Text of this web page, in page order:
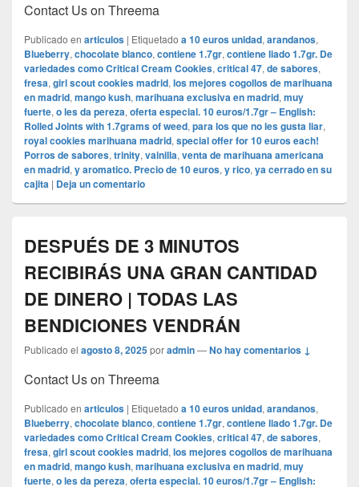
Contact Us on Threema
Publicado en articulos | Etiquetado a 10 euros unidad, arandanos,
Blueberry, chocolate blanco, contiene 1.7gr, contiene liado 1.7gr. De
variedades como Critical Cream Cookies, critical 47, de sabores,
fresa, girl scout cookies madrid, los mejores cogollos de marihuana
en madrid, mango kush, marihuana exclusiva en madrid, muy
fuerte, o les da pereza, oferta especial. 10 euros/1.7gr – English:
Rolled Joints with 1.7grams of weed, para los que no les gusta liar,
royal cookies marihuana madrid, special offer for 10 euros each!
Porros de sabores, trinity, vainilla, venta de marihuana americana
en madrid, y aromatico. Precio de 10 euros, y rico, ya cerrado en su
cajita | Deja un comentario
DESPUÉS DE 3 MINUTOS
RECIBIRÁS UNA GRAN CANTIDAD
DE DINERO | TODAS LAS
BENDICIONES VENDRÁN
Publicado el agosto 8, 2025poradmin—No hay comentarios ↓
Contact Us on Threema
Publicado en articulos | Etiquetado a 10 euros unidad, arandanos,
Blueberry, chocolate blanco, contiene 1.7gr, contiene liado 1.7gr. De
variedades como Critical Cream Cookies, critical 47, de sabores,
fresa, girl scout cookies madrid, los mejores cogollos de marihuana
en madrid, mango kush, marihuana exclusiva en madrid, muy
fuerte, o les da pereza, oferta especial. 10 euros/1.7gr – English: